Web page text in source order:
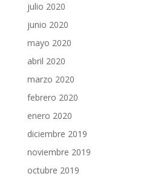
julio 2020
junio 2020
mayo 2020
abril 2020
marzo 2020
febrero 2020
enero 2020
diciembre 2019
noviembre 2019
octubre 2019